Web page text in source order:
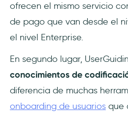
ofrecen el mismo servicio
de pago que van desde el
el nivel Enterprise.
En segundo lugar,
conocimientos de
diferencia de muchas
onboarding de usuarios que